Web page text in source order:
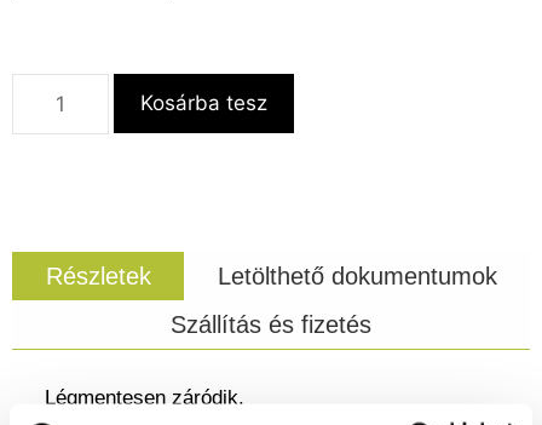
Kosárba tesz
Részletek
Letölthető dokumentumok
Szállítás és fizetés
Légmentesen záródik.